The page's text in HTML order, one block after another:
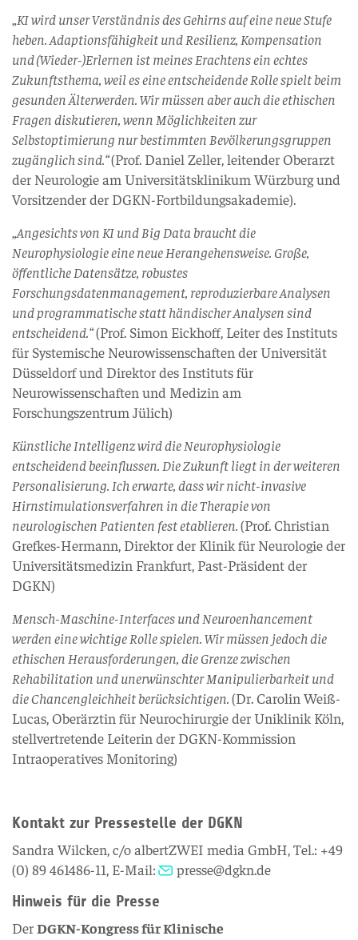
„KI wird unser Verständnis des Gehirns auf eine neue Stufe
heben. Adaptionsfähigkeit und Resilienz, Kompensation
und (Wieder-)Erlernen ist meines Erachtens ein echtes
Zukunftsthema, weil es eine entscheidende Rolle spielt beim
gesunden Älterwerden. Wir müssen aber auch die ethischen
Fragen diskutieren, wenn Möglichkeiten zur
Selbstoptimierung nur bestimmten Bevölkerungsgruppen
zugänglich sind.“(Prof. Daniel Zeller, leitender Oberarzt
der Neurologie am Universitätsklinikum Würzburg und
Vorsitzender der DGKN-Fortbildungsakademie).
„Angesichts von KI und Big Data braucht die
Neurophysiologie eine neue Herangehensweise. Große,
öffentliche Datensätze, robustes
Forschungsdatenmanagement, reproduzierbare Analysen
und programmatische statt händischer Analysen sind
entscheidend.“(Prof. Simon Eickhoff, Leiter des Instituts
für Systemische Neurowissenschaften der Universität
Düsseldorf und Direktor des Instituts für
Neurowissenschaften und Medizin am
Forschungszentrum Jülich)
Künstliche Intelligenz wird die Neurophysiologie
entscheidend beeinflussen. Die Zukunft liegt in der weiteren
Personalisierung. Ich erwarte, dass wir nicht-invasive
Hirnstimulationsverfahren in die Therapie von
neurologischen Patienten fest etablieren.(Prof. Christian
Grefkes-Hermann, Direktor der Klinik für Neurologie der
Universitätsmedizin Frankfurt, Past-Präsident der
DGKN)
Mensch-Maschine-Interfaces und Neuroenhancement
werden eine wichtige Rolle spielen. Wir müssen jedoch die
ethischen Herausforderungen, die Grenze zwischen
Rehabilitation und unerwünschter Manipulierbarkeit und
die Chancengleichheit berücksichtigen.(Dr. Carolin Weiß-
Lucas, Oberärztin für Neurochirurgie der Uniklinik Köln,
stellvertretende Leiterin der DGKN-Kommission
Intraoperatives Monitoring)
Kontakt zur Pressestelle der DGKN
Sandra Wilcken, c/o albertZWEI media GmbH, Tel.: +49
(0) 89 461486-11, E-Mail:
presse@dgkn.de
Hinweis für die Presse
DerDGKN-Kongress für Klinische